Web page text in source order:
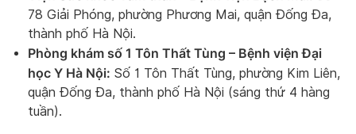
78 Giải Phóng, phường Phương Mai, quận Đống Đa,
thành phố Hà Nội.
Phòng khám số 1 Tôn Thất Tùng – Bệnh viện Đại
học Y Hà Nội: Số 1 Tôn Thất Tùng, phường Kim Liên,
quận Đống Đa, thành phố Hà Nội (sáng thứ 4 hàng
tuần).